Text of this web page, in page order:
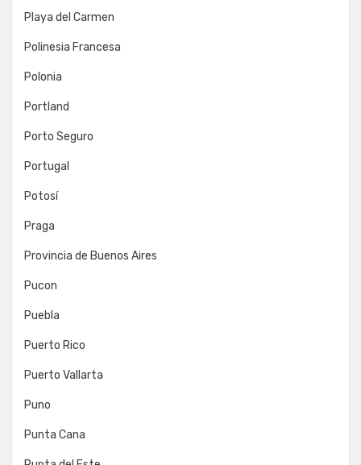
Playa del Carmen
Polinesia Francesa
Polonia
Portland
Porto Seguro
Portugal
Potosí
Praga
Provincia de Buenos Aires
Pucon
Puebla
Puerto Rico
Puerto Vallarta
Puno
Punta Cana